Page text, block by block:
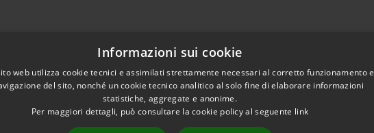
protocollo@comune.isernia.it
Informazioni sui cookie
web utilizza cookie tecnici e assimilati strettamente necessari al corretto funzionamento e
del sito, nonché un cookie tecnico analitico al solo fine di elaborare informazioni
statistiche, aggregate e anonime.
Per maggiori dettagli, può consultare la cookie policy al seguente link